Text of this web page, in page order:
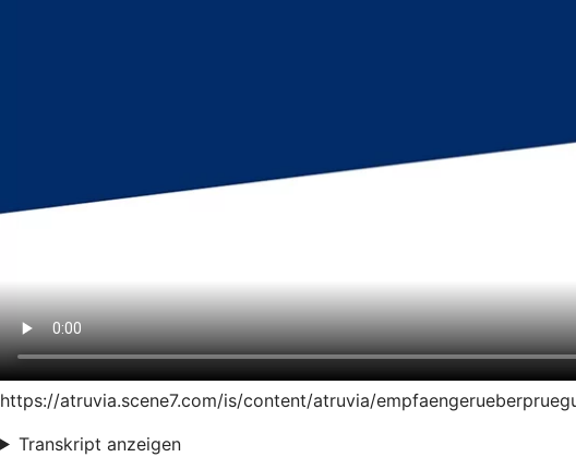
https://atruvia.scene7.com/is/content/atruvia/
Transkript anzeigen